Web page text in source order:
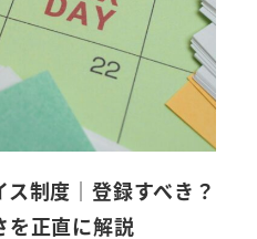
制度｜登録すべき？
を正直に解説